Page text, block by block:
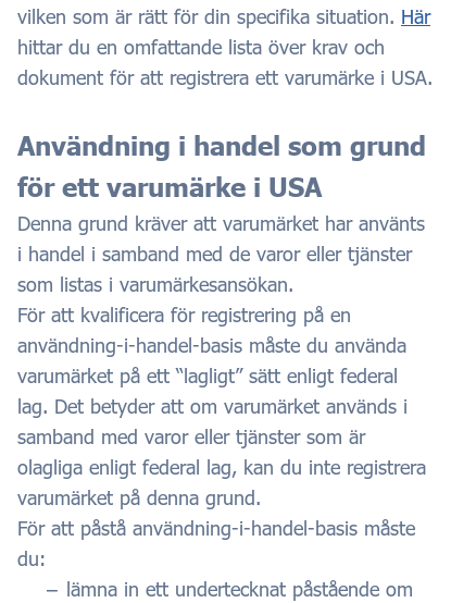
vilken som är rätt för din specifika situation. Här
hittar du en omfattande lista över krav och
dokument för att registrera ett varumärke i USA.
Användning i handel som grund
för ett varumärke i USA
Denna grund kräver att varumärket har använts
i handel i samband med de varor eller tjänster
som listas i varumärkesansökan.
För att kvalificera för registrering på en
användning-i-handel-basis måste du använda
varumärket på ett “lagligt” sätt enligt federal
lag. Det betyder att om varumärket används i
samband med varor eller tjänster som är
olagliga enligt federal lag, kan du inte registrera
varumärket på denna grund.
För att påstå användning-i-handel-basis måste
du:
lämna in ett undertecknat påstående om